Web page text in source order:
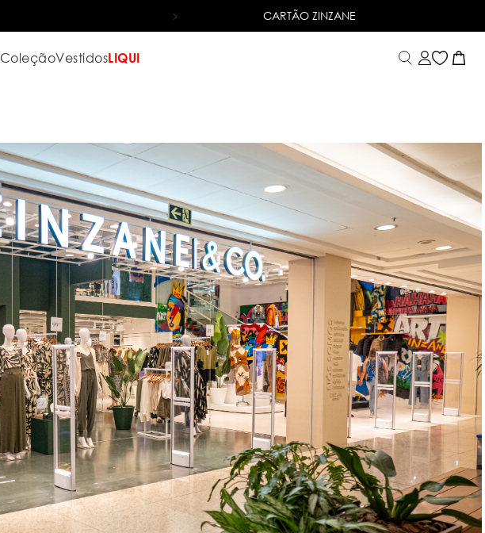
6X SEM JUROS NO CARTÃO DE CRÉDITO
CARTÃO ZINZANE
ColeçãoVestidosLIQUI